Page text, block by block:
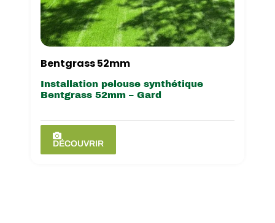
Bentgrass 52mm
Installation pelouse synthétique
Bentgrass 52mm – Gard
DÉCOUVRIR